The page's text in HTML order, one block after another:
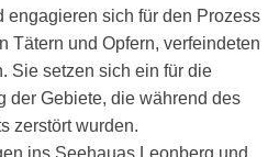
engagieren sich für den Prozess
Tätern und Opfern, verfeindeten
Sie setzen sich ein für die
der Gebiete, die während des
zerstört wurden.
ins Seehauas Leonberg und